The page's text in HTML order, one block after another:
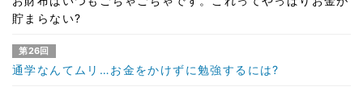
貯まらない?
第26回
通学なんてムリ…お金をかけずに勉強するには?